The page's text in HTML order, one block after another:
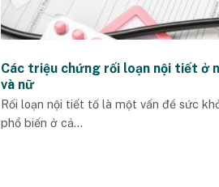
Các triệu chứng rối loạn nội tiết ở
và nữ
Rối loạn nội tiết tố là một vấn đề sức
phổ biến ở cả...